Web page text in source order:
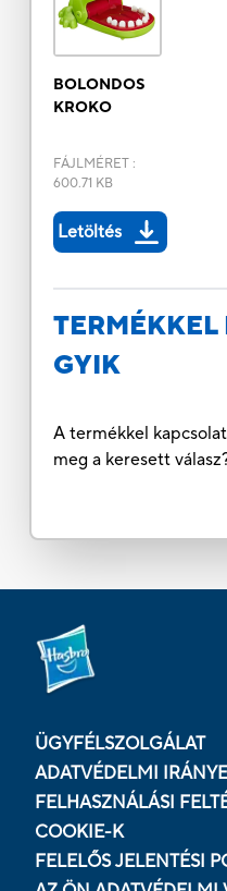
BOLONDOS
KROKO
FÁJLMÉRET:
600.71 KB
Letöltés
GYIK
A termékkel
meg a keresett
ÜGYFÉLSZOLGÁLAT
ADATVÉDELMI
FELHASZNÁLÁSI
COOKIE-K
FELELŐS JELENTÉSI